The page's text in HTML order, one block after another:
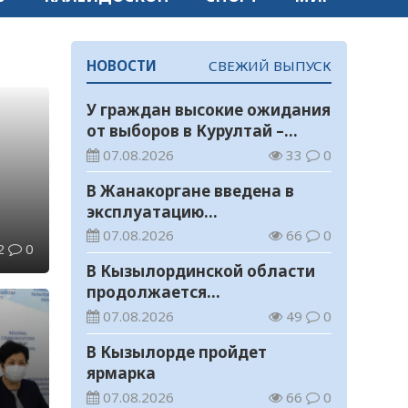
0
НОВОСТИ СВЕЖИЙ ВЫПУСК
У граждан высокие ожидания
от выборов в Курултай –
опрос общественного мнения
07.08.2026 33 0
В Жанакоргане введена в
эксплуатацию
водораспределительная
станция
07.08.2026 66 0
В Кызылординской области
продолжается
экологическая акция «Таза
Қазақстан»
07.08.2026 49 0
В Кызылорде пройдет
ярмарка
07.08.2026 66 0